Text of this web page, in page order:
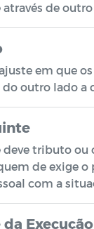
através de
em que
do outro lado a
deve tributo
de exige
com a